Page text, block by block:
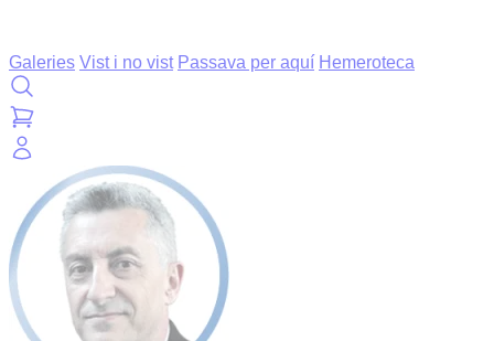
Galeries Vist i no vist Passava per aquí Hemeroteca